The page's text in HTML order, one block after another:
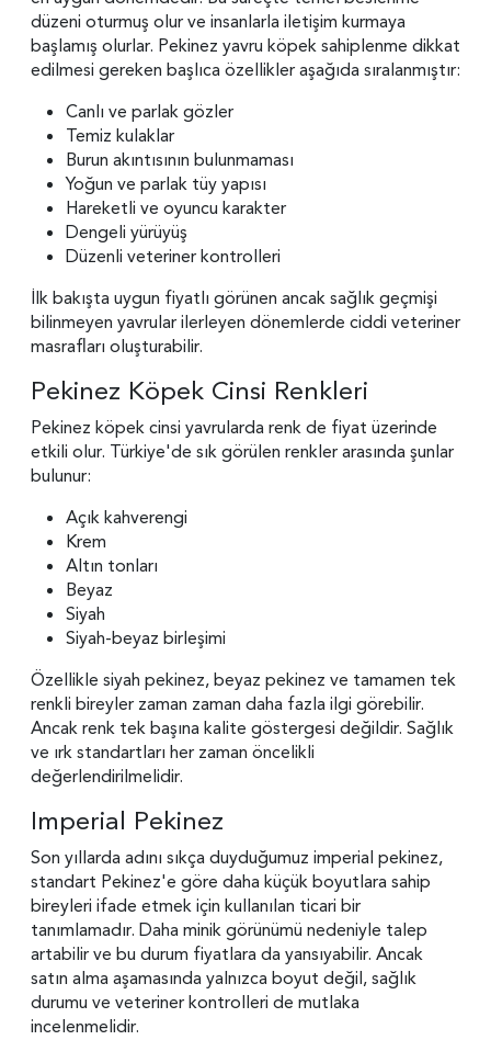
düzeni oturmuş olur ve insanlarla iletişim kurmaya
başlamış olurlar. Pekinez yavru köpek sahiplenme dikkat
edilmesi gereken başlıca özellikler aşağıda sıralanmıştır:
Canlı ve parlak gözler
Temiz kulaklar
Burun akıntısının bulunmaması
Yoğun ve parlak tüy yapısı
Hareketli ve oyuncu karakter
Dengeli yürüyüş
Düzenli veteriner kontrolleri
İlk bakışta uygun fiyatlı görünen ancak sağlık geçmişi
bilinmeyen yavrular ilerleyen dönemlerde ciddi veteriner
masrafları oluşturabilir.
Pekinez Köpek Cinsi Renkleri
Pekinez köpek cinsi yavrularda renk de fiyat üzerinde
etkili olur. Türkiye'de sık görülen renkler arasında şunlar
bulunur:
Açık kahverengi
Krem
Altın tonları
Beyaz
Siyah
Siyah-beyaz birleşimi
Özellikle siyah pekinez, beyaz pekinez ve tamamen tek
renkli bireyler zaman zaman daha fazla ilgi görebilir.
Ancak renk tek başına kalite göstergesi değildir. Sağlık
ve ırk standartları her zaman öncelikli
değerlendirilmelidir.
Imperial Pekinez
Son yıllarda adını sıkça duyduğumuz imperial pekinez,
standart Pekinez'e göre daha küçük boyutlara sahip
bireyleri ifade etmek için kullanılan ticari bir
tanımlamadır. Daha minik görünümü nedeniyle talep
artabilir ve bu durum fiyatlara da yansıyabilir. Ancak
satın alma aşamasında yalnızca boyut değil, sağlık
durumu ve veteriner kontrolleri de mutlaka
incelenmelidir.